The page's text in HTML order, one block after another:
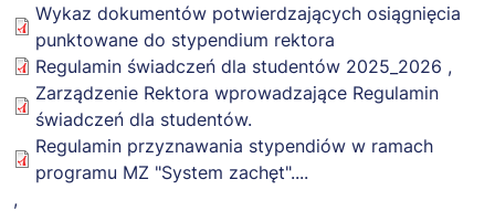
associated
documentation files
(the "Software"), to
deal in the Software
without restriction,
including without
limitation the rights
Wykaz dokumentów potwierdzających osiągnięcia
punktowane do stypendium rektora
Regulamin świadczeń dla studentów 2025_2026 ,
Zarządzenie Rektora wprowadzające Regulamin
świadczeń dla studentów.
Regulamin przyznawania stypendiów w ramach
programu MZ "System zachęt"....
,